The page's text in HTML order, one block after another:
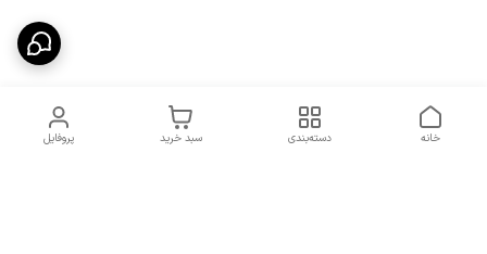
پروفایل سبد خرید دسته‌بندی خانه